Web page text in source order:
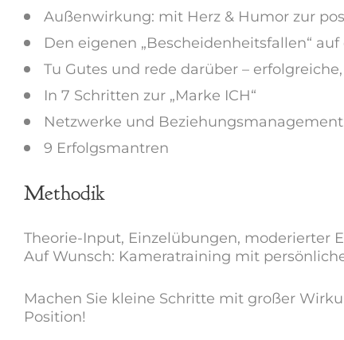
Außenwirkung: mit Herz & Humor zur
Den eigenen „Bescheidenheitsfallen“ auf
Tu Gutes und rede darüber –
In 7 Schritten zur „Marke ICH“
Netzwerke und
9 Erfolgsmantren
Methodik
Theorie-Input, Einzelübungen, moderierter
Auf Wunsch: Kameratraining mit
Machen Sie kleine Schritte mit großer
Position!